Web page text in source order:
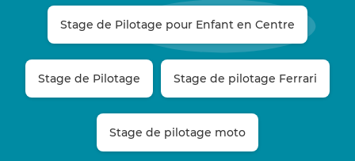
Stage de Pilotage pour Enfant en Centre
Stage de Pilotage Stage de pilotage Ferrari
Stage de pilotage moto